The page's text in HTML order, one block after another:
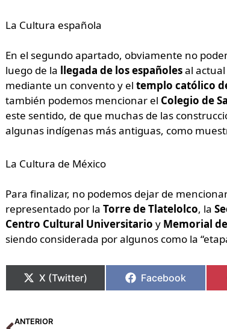
La Cultura española
En el segundo apartado, obviamente no
luego de la llegada de los españolesal actual
mediante un convento y el templo católico
también podemos mencionar el Colegio de
este sentido, de que muchas de las
algunas indígenas más antiguas, como
La Cultura de México
Para finalizar, no podemos dejar de
representado por la Torre de Tlatelolco, la
Centro Cultural Universitario y Memorial
siendo considerada por algunos como la
X (Twitter) Facebook
Ant
ANTERIOR